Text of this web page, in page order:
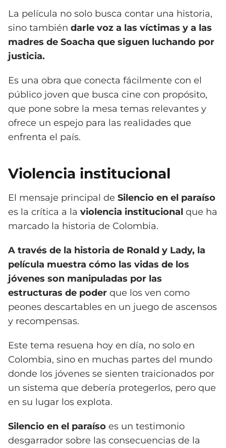
La película no solo busca contar una historia,
sino también darle voz a las víctimas y a las
madres de Soacha que siguen luchando por
justicia.
Es una obra que conecta fácilmente con el
público joven que busca cine con propósito,
que pone sobre la mesa temas relevantes y
ofrece un espejo para las realidades que
enfrenta el país.
Violencia institucional
El mensaje principal de Silencio en el paraíso
es la crítica a la violencia institucional que ha
marcado la historia de Colombia.
A través de la historia de Ronald y Lady, la
película muestra cómo las vidas de los
jóvenes son manipuladas por las
estructuras de poder que los ven como
peones descartables en un juego de ascensos
y recompensas.
Este tema resuena hoy en día, no solo en
Colombia, sino en muchas partes del mundo
donde los jóvenes se sienten traicionados por
un sistema que debería protegerlos, pero que
en su lugar los explota.
Silencio en el paraíso es un testimonio
desgarrador sobre las consecuencias de la